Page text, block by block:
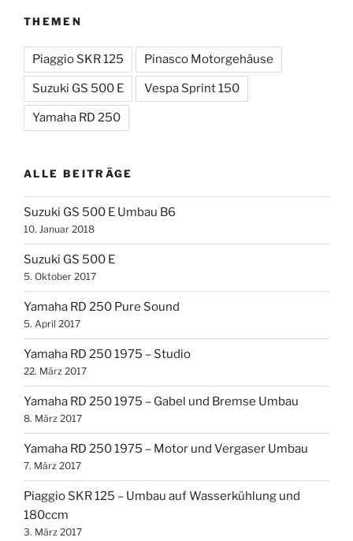
THEMEN
Piaggio SKR 125 Pinasco Motorgehäuse
Suzuki GS 500 E Vespa Sprint 150
Yamaha RD 250
ALLE BEITRÄGE
Suzuki GS 500 E Umbau B6
10. Januar 2018
Suzuki GS 500 E
5. Oktober 2017
Yamaha RD 250 Pure Sound
5. April 2017
Yamaha RD 250 1975 – Studio
22. März 2017
Yamaha RD 250 1975 – Gabel und Bremse Umbau
8. März 2017
Yamaha RD 250 1975 – Motor und Vergaser Umbau
7. März 2017
Piaggio SKR 125 – Umbau auf Wasserkühlung und
180ccm
3. März 2017